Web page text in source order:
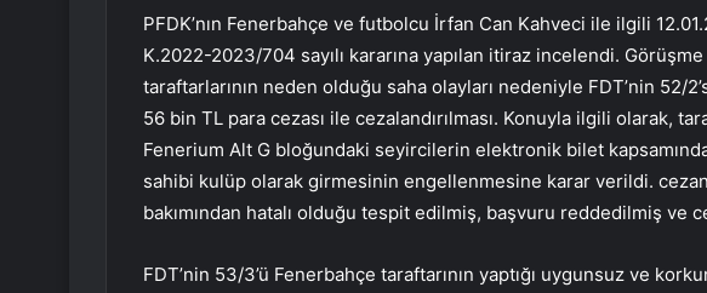
PFDK’nın Fenerbahçe ve futbolcu İrfan Can Kahveci ile ilgili
K.2022-2023/704 sayılı kararına yapılan itiraz incelendi.
taraftarlarının neden olduğu saha olayları nedeniyle FDT’nin 52/
56 bin TL para cezası ile cezalandırılması. Konuyla ilgili olarak,
Fenerium Alt G bloğundaki seyircilerin elektronik bilet
sahibi kulüp olarak girmesinin engellenmesine karar verildi.
bakımından hatalı olduğu tespit edilmiş, başvuru reddedilmiş ve
FDT’nin 53/3’ü Fenerbahçe taraftarının yaptığı uygunsuz ve